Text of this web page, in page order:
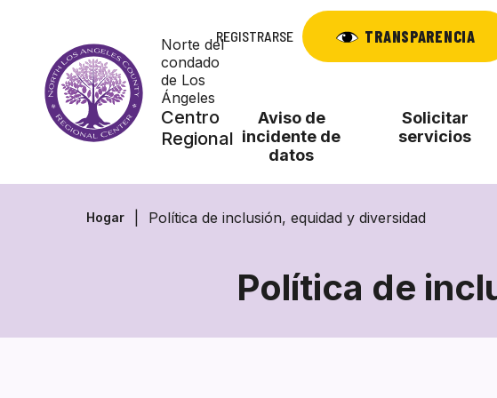
contenido
Norte del
condado
de Los
Ángeles
Centro
Regional
REGISTRARSE TRANSPARENCIA
Aviso de
incidente de
datos
Solicitar
servicios
Hogar Política de inclusión, equidad y diversidad
Política de